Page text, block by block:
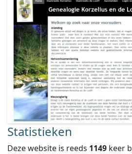
Statistieken
Deze website is reeds 1149 keer